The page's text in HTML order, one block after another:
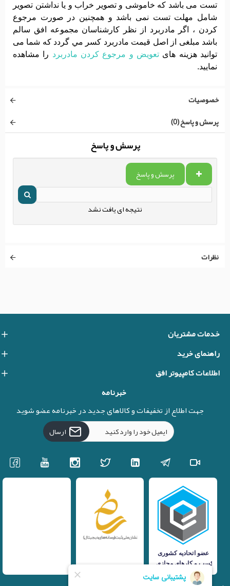
تست می باشد که خاموشی و تصویر خراب و یا نداشتن تصویر
شامل مهلت تست نمی باشد و همچنین در صورت مرجوع
کردن ، اگر مادربرد از نظر کارشناسان مجموعه افق سالم
باشد مبلغی از اصل قیمت مادربرد کسر مي گردد که شما می
توانید هزینه های تعویض و مرجوع کردن مادربرد را مشاهده
نمایید.
خصوصیات
پرسش و پاسخ (0)
پرسش و پاسخ
پرسش و پاسخ
نتیجه ای یافت نشد
نظرات
خدمات مشتریان
راهنمای خرید
اطلاعات کامپیوتر افق
خبرنامه
جهت اطلاع از تخفیفات و کالاهای جدید در خبرنامه عضو شوید
ارسال